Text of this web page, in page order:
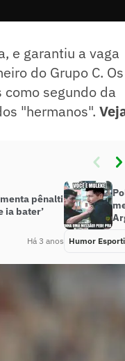
e garantiu a vaga
do Grupo C. Os
segundo da
"hermanos".
pênalti
ia bater’
Há 3 anos Humor